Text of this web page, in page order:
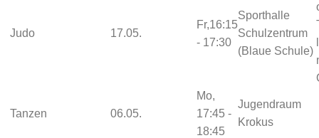
Judo 17.05.
Fr,16:15
- 17:30
Sporthalle
Schulzentrum
(Blaue Schule)
Tanzen 06.05.
Mo,
17:45 -
18:45
Jugendraum
Krokus